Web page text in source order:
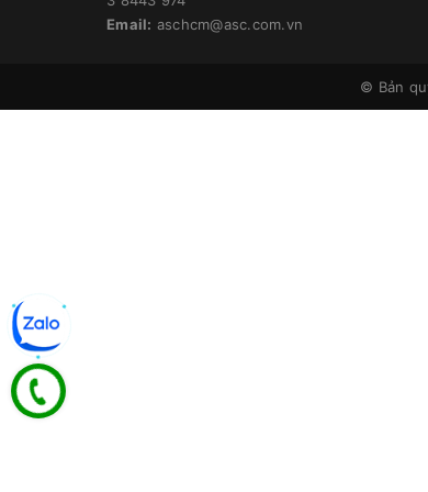
Email: aschcm@asc.com.vn
© Bản